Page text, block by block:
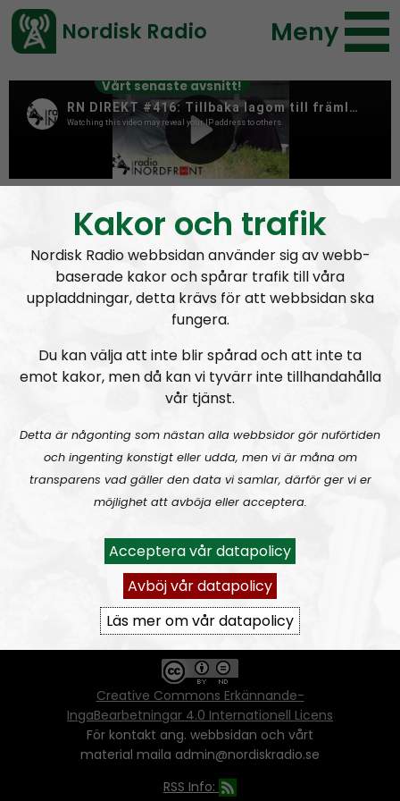
Vårt senaste avsnitt!
Nordisk Radio Meny
Ansvarig utgivare:Vera Oredsson
Vårdatapolicy
Du får kopiera och sprida vårt material
oförändrat, men uppge oss som källa.
Om ni vill sprida ett urklipp ni själva skapat
går även det bra, så länge det inte görs med
ett vinstdrivande syfte - då behöver ni
skriftlig tillåtelse från oss.
Creative Commons Erkännande-
IngaBearbetningar 4.0 Internationell Licens
För kontakt ang. webbsidan och vårt
material maila admin@nordiskradio.se
RSS Info:
Kakor och trafik
Nordisk Radio webbsidan använder sig av webb-
baserade kakor och spårar trafik till våra
uppladdningar, detta krävs för att webbsidan ska
fungera.
Du kan välja att inte blir spårad och att inte ta
emot kakor, men då kan vi tyvärr inte tillhandahålla
vår tjänst.
Detta är någonting som nästan alla webbsidor gör nuförtiden
och ingenting konstigt eller udda, men vi är måna om
transparens vad gäller den data vi samlar, därför ger vi er
möjlighet att avböja eller acceptera.
Acceptera vår datapolicy
Avböj vår datapolicy
Läs mer om vår datapolicy